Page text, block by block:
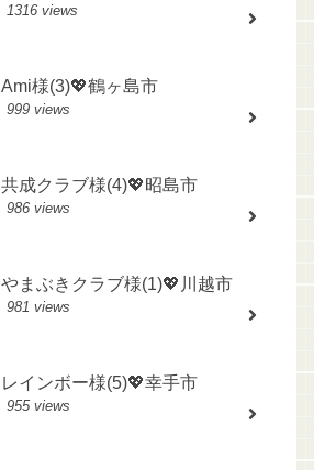
1316 views
Ami様(3)💖鶴ヶ島市
999 views
共成クラブ様(4)💖昭島市
986 views
やまぶきクラブ様(1)💖川越市
981 views
レインボー様(5)💖幸手市
955 views